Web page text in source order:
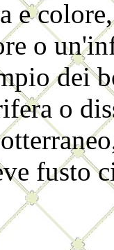
e
o
dei
o
fusto